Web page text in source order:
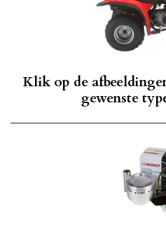
Klik op de
gewenste